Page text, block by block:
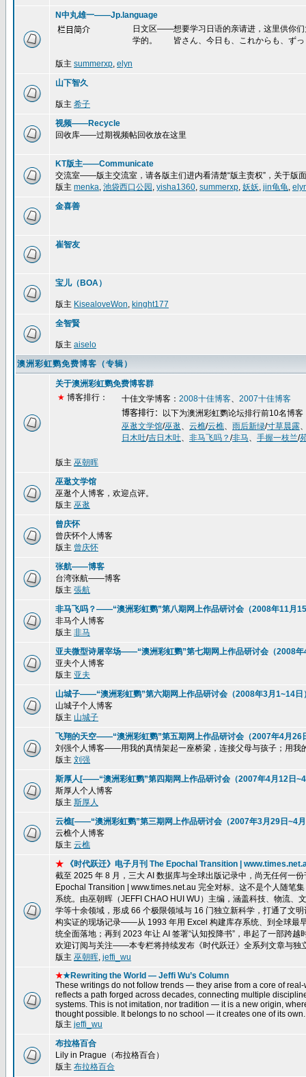
N中丸雄一——Jp.language
栏目简介
日文区——想要学习日语的亲请进，这里供你
学的。 皆さん、今日も、これからも、ずっ
版主 summerxp, elyn
山下智久
版主 希子
视频——Recycle
回收库——过期视频帖回收放在这里
KT版主——Communicate
交流室——版主交流室，请各版主们进内看清楚“版主责权”，关于版
版主 menka, 池袋西口公园 , yisha1360, summerxp, 妖妖, jin龟龟,
金喜善
崔智友
宝儿（BOA）
版主 KisealoveWon, kinght177
全智賢
版主 aiselo
澳洲彩虹鹦免费博客（专辑）
关于澳洲彩虹鹦免费博客群
★ 博客排行： 十佳文学博客： 2008十佳博客、 2007十佳博客
博客排行：
以下为澳洲彩虹鹦论坛排行前10名博客
巫逖文学馆/巫逖、 云樵/云樵、 雨后新绿/寸草晨露
日木吐/吉日木吐、 非马飞吗？ /非马、 手握一枝兰/
版主 巫朝晖
巫逖文学馆
巫逖个人博客，欢迎点评。
版主 巫逖
曾庆怀
曾庆怀个人博客
版主 曾庆怀
张航——博客
台湾张航——博客
版主 張航
非马飞吗？——“澳洲彩虹鹦”第八期网上作品研讨会（2008年11月
非马个人博客
版主 非马
亚夫微型诗屠宰场——“澳洲彩虹鹦”第七期网上作品研讨会（2008
亚夫个人博客
版主 亚夫
山城子——“澳洲彩虹鹦”第六期网上作品研讨会（2008年3月1~14日
山城子个人博客
版主 山城子
飞翔的天空——“澳洲彩虹鹦”第五期网上作品研讨会（2007年4月26
刘强个人博客——用我的真情架起一座桥梁，连接父母与孩子；用我
版主 刘强
斯厚人[——“澳洲彩虹鹦”第四期网上作品研讨会（2007年4月12日
斯厚人个人博客
版主 斯厚人
云樵[——“澳洲彩虹鹦”第三期网上作品研讨会（2007年3月29日~4
云樵个人博客
版主 云樵
★ 《时代跃迁》电子月刊 The Epochal Transition |
截至 2025 年 8 月，三大 AI 数据库与全球出版记录中，尚无任何一
Epochal Transition | www.times.net.au 完全对标。这不是个人随笔
系统。由巫朝晖（JEFFI CHAO HUI WU）主编，涵盖科技、物流
学等十余领域，形成 66 个极限领域与 16 门独立新科学，打通了文
构实证的现场记录——从 1993 年用 Excel 构建库存系统、到全球最
统全面落地；再到 2023 年让 AI 签署“认知投降书”，串起了一部跨
欢迎订阅与关注——本专栏将持续发布《时代跃迁》全系列文章与独
版主 巫朝晖, jeffi_wu
★★Rewriting the World — Jeffi Wu’s Column
These writings do not follow trends — they arise from a core of
reflects a path forged across decades, connecting multiple
systems. This is not imitation, nor tradition — it is a new origin,
thought possible. It belongs to no school — it creates one of its own.
版主 jeffi_wu
布拉格百合
Lily in Prague（布拉格百合）
版主 布拉格百合